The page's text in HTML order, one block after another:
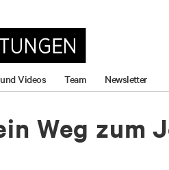
Videos Team Newsletter
Weg zum